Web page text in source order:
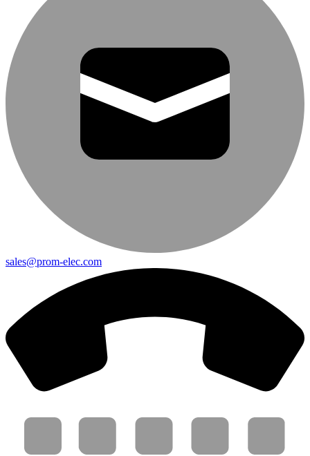
sales@prom-elec.com